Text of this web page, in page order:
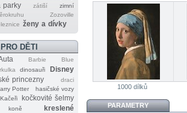
parky zátiší
zimní
Zozoville
ženy a dívky
DĚTI
Barbie
Blue
dinosauři
Disney
princezny
draci
Potter
hasičské vozy
Kačeři
kočkovité šelmy
koně kreslené
1000 dílků
PARAMETRY